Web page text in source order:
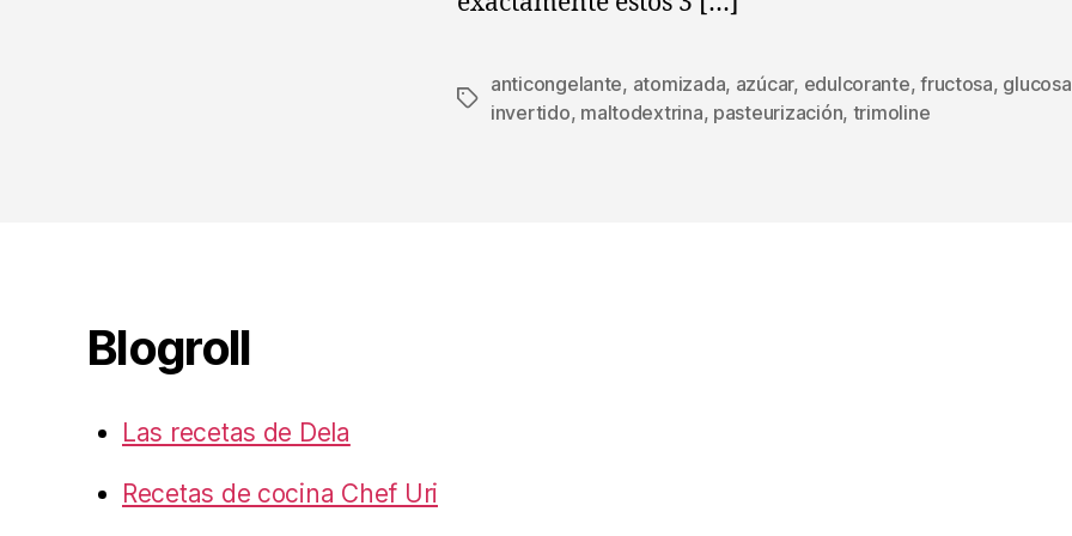
Etiquetas
anticongelante, atomizada, azúcar, edulcorante,fructosa, glucosa
invertido, maltodextrina, pasteurización, trimoline
Blogroll
Las recetas de Dela
Recetas de cocina Chef Uri